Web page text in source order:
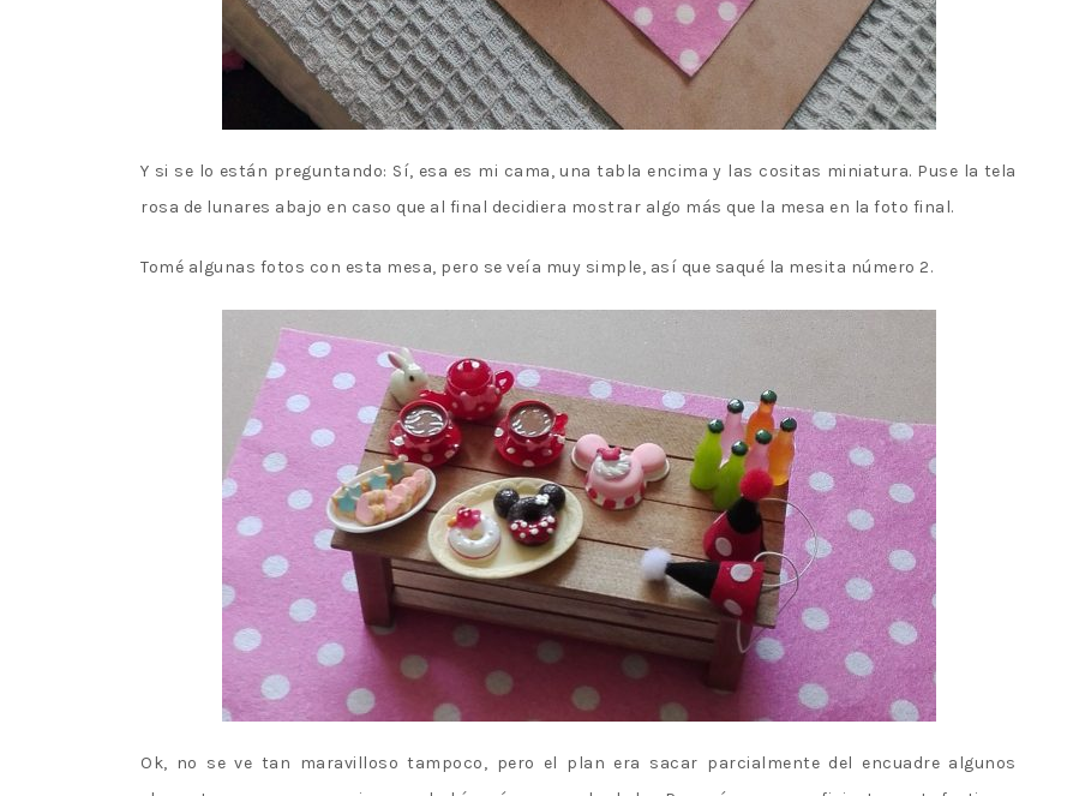
Y si se lo están preguntando: Sí, esa es mi cama, una tabla encima y las cositas miniatura. Puse la tela
rosa de lunares abajo en caso que al final decidiera mostrar algo más que la mesa en la foto final.
Tomé algunas fotos con esta mesa, pero se veía muy simple, así que saqué la mesita número 2.
Ok, no se ve tan maravilloso tampoco, pero el plan era sacar parcialmente del encuadre algunos